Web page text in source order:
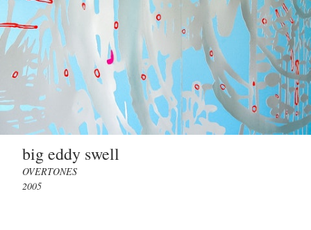
big eddy swell
OVERTONES
2005